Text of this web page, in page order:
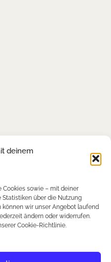
deinem
sowie – mit deiner
über die Nutzung
wir unser Angebot laufend
ändern oder widerrufen.
Cookie-Richtlinie.